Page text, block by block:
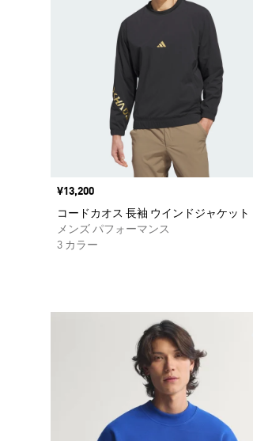
価格
¥13,200
コードカオス 長袖 ウインドジャケット
メンズ パフォーマンス
3 カラー